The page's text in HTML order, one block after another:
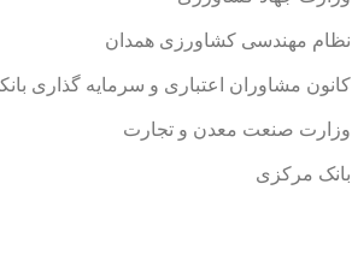
نظام مهندسی کشاورزی همدان
کانون مشاوران اعتباری و سرمایه گذاری
وزارت صنعت معدن و تجارت
بانک مرکزی